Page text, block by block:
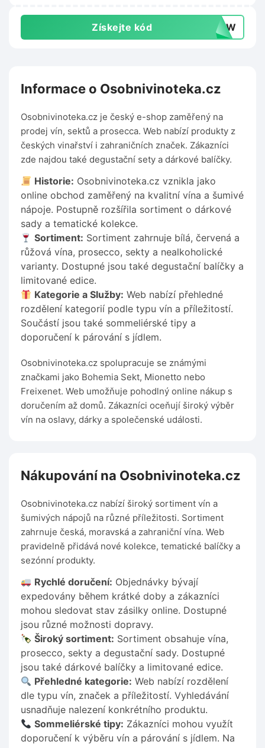
Získejte kód 0DYW
Informace o Osobnivinoteka.cz
Osobnivinoteka.cz je český e-shop zaměřený na
prodej vín, sektů a prosecca. Web nabízí produkty z
českých vinařství i zahraničních značek. Zákazníci
zde najdou také degustační sety a dárkové balíčky.
Historie: Osobnivinoteka.cz vznikla jako
online obchod zaměřený na kvalitní vína a šumivé
nápoje. Postupně rozšířila sortiment o dárkové
sady a tematické kolekce.
Sortiment: Sortiment zahrnuje bílá, červená a
růžová vína, prosecco, sekty a nealkoholické
varianty. Dostupné jsou také degustační balíčky a
limitované edice.
Kategorie a Služby: Web nabízí přehledné
rozdělení kategorií podle typu vín a příležitostí.
Součástí jsou také sommeliérské tipy a
doporučení k párování s jídlem.
Osobnivinoteka.cz spolupracuje se známými
značkami jako Bohemia Sekt, Mionetto nebo
Freixenet. Web umožňuje pohodlný online nákup s
doručením až domů. Zákazníci oceňují široký výběr
vín na oslavy, dárky a společenské události.
Nákupování na Osobnivinoteka.cz
Osobnivinoteka.cz nabízí široký sortiment vín a
šumivých nápojů na různé příležitosti. Sortiment
zahrnuje česká, moravská a zahraniční vína. Web
pravidelně přidává nové kolekce, tematické balíčky a
sezónní produkty.
Rychlé doručení: Objednávky bývají
expedovány během krátké doby a zákazníci
mohou sledovat stav zásilky online. Dostupné
jsou různé možnosti dopravy.
Široký sortiment: Sortiment obsahuje vína,
prosecco, sekty a degustační sady. Dostupné
jsou také dárkové balíčky a limitované edice.
Přehledné kategorie: Web nabízí rozdělení
dle typu vín, značek a příležitostí. Vyhledávání
usnadňuje nalezení konkrétního produktu.
Sommeliérské tipy: Zákazníci mohou využít
doporučení k výběru vín a párování s jídlem. Na